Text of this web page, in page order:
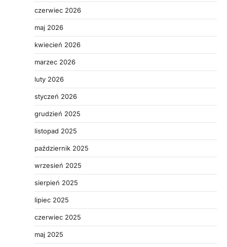
czerwiec 2026
maj 2026
kwiecień 2026
marzec 2026
luty 2026
styczeń 2026
grudzień 2025
listopad 2025
październik 2025
wrzesień 2025
sierpień 2025
lipiec 2025
czerwiec 2025
maj 2025